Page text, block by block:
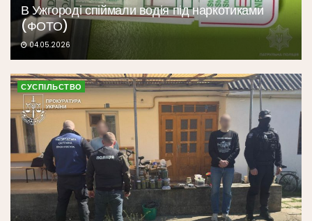
В Ужгороді спіймали водія під наркотиками
(ФОТО)
04.05.2026
СУСПІЛЬСТВО